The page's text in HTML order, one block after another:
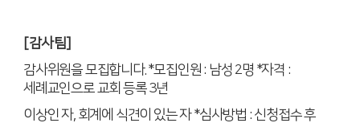
[감사팀]
감사위원을 모집합니다. *모집인원 : 남성 2명 *자격 :
세례교인으로 교회 등록3년
이상인 자, 회계에 식견이 있는 자*심사방법 : 신청접수 후